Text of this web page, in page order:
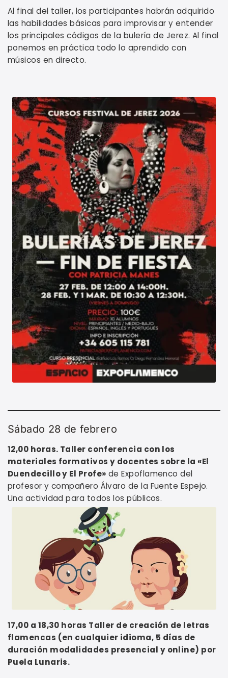
Al final del taller, los participantes habrán adquirido
las habilidades básicas para improvisar y entender
los principales códigos de la bulería de Jerez. Al final
ponemos en práctica todo lo aprendido con
músicos en directo.
Sábado 28 de febrero
12,00 horas. Taller conferencia con los
materiales formativos y docentes sobre la «El
Duendecillo y El Profe» de Expoflamenco del
profesor y compañero Álvaro de la Fuente Espejo.
Una actividad para todos los públicos.
17,00 a 18,30 horas Taller de creación de letras
flamencas (en cualquier idioma, 5 días de
duración modalidades presencial y online) por
Puela Lunaris.